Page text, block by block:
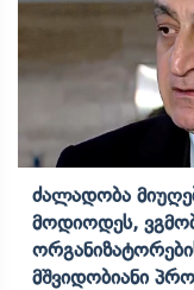
Ძალადობა
Მოდიოდეს,
Მშვიდობიანი